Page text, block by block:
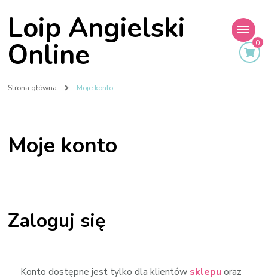
Loip Angielski
Online 0
Strona główna Moje konto
Moje konto
Zaloguj się
Konto dostępne jest tylko dla klientów sklepu oraz